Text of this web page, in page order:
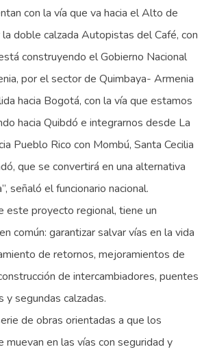
con la vía que va hacia el Alto de
doble calzada Autopistas del Café, con
construyendo el Gobierno Nacional
por el sector de Quimbaya- Armenia
hacia Bogotá, con la vía que estamos
hacia Quibdó e integrarnos desde La
Pueblo Rico con Mombú, Santa Cecilia
que se convertirá en una alternativa
señaló el funcionario nacional.
este proyecto regional, tiene un
común: garantizar salvar vías en la vida
de retornos, mejoramientos de
de intercambiadores, puentes
y segundas calzadas.
de obras orientadas a que los
muevan en las vías con seguridad y